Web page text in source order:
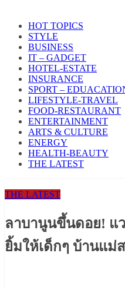
HOT TOPICS
STYLE
BUSINESS
IT – GADGET
HOTEL-ESTATE
INSURANCE
SPORT –
LIFESTYLE​-TRAVEL​
FOOD-RESTAURANT
ENTERTAINMENT
ARTS & CULTURE
ENERGY
HEALTH​-BEAUTY
THE LATEST
THE LATEST
ลาบานูนขึ้นดอย! แ
ยิ้มให้เด็กๆ บ้านแม่